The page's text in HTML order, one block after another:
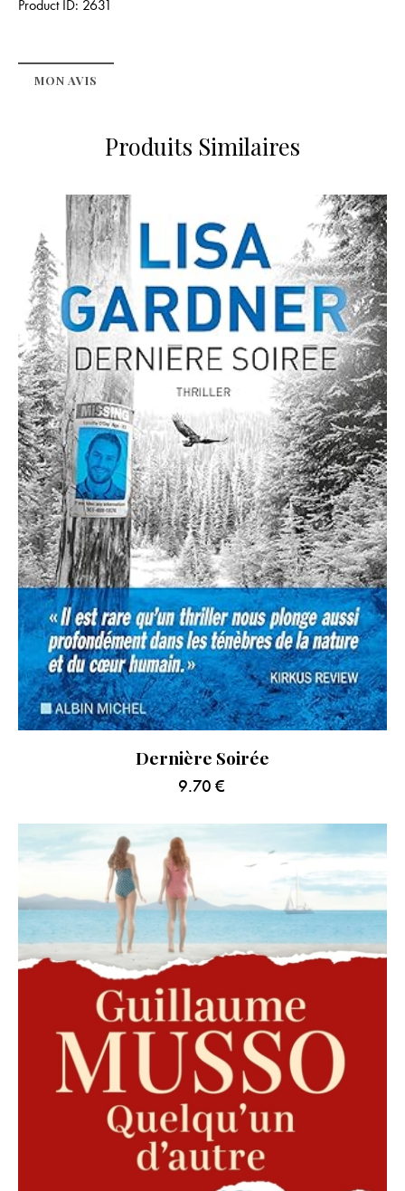
Product ID: 2631
MON AVIS
Produits Similaires
Dernière Soirée
9.70 €